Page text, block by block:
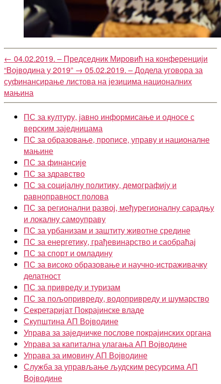
← 04.02.2019. – Председник Мировић на конференцији
“Војводина у 2019” → 05.02.2019. – Додела уговора за
суфинансирање листова на језицима националних
мањина
ПС за културу, јавно информисање и односе с
верским заједницама
ПС за образовање, прописе, управу и националне
мањине
ПС за финансије
ПС за здравство
ПС за социјалну политику, демографију и
равноправност полова
ПС за регионални развој, међурегионалну сарадњу
и локалну самоуправу
ПС за урбанизам и заштиту животне средине
ПС за енергетику, грађевинарство и саобраћај
ПС за спорт и омладину
ПС за високо образовање и научно-истраживачку
делатност
ПС за привреду и туризам
ПС за пољопривреду, водопривреду и шумарство
Секретаријат Покрајинске владе
Скупштина АП Војводине
Управа за заједничке послове покрајинских органа
Управа за капитална улагања АП Војводине
Управа за имовину АП Војводине
Служба за управљање људским ресурсима АП
Војводине